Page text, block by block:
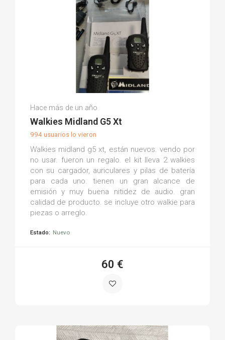
Manuel V.
(0)
Hace más de un año
Walkies Midland G5 Xt
994 usuarios lo vieron
Walkies midland g5 xt, están nuevos. vendo por
no usar. fueron un regalo. el kit lleva 2 walkies
con su cargador, auriculares y pilas de batería
para cada uno. tienen un gran alcance de
emisión y muy buena nitidez de audio. gran
calidad de producto. se incluye otro walkie para
piezas o arreglo.
Estado: Nuevo
60 €